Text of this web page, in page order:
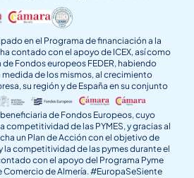
en el Programa de financiación a la
contado con el apoyo de ICEX, así como
Fondos europeos FEDER, habiendo
de los mismos, al crecimiento
su región y de España en su conjunto
beneficiaria de Fondos Europeos, cuyo
competitividad de las PYMES, y gracias al
un Plan de Acción con el objetivo de
la competitividad de las pymes durante el
con el apoyo del Programa Pyme
Comercio de Almería. #EuropaSeSiente